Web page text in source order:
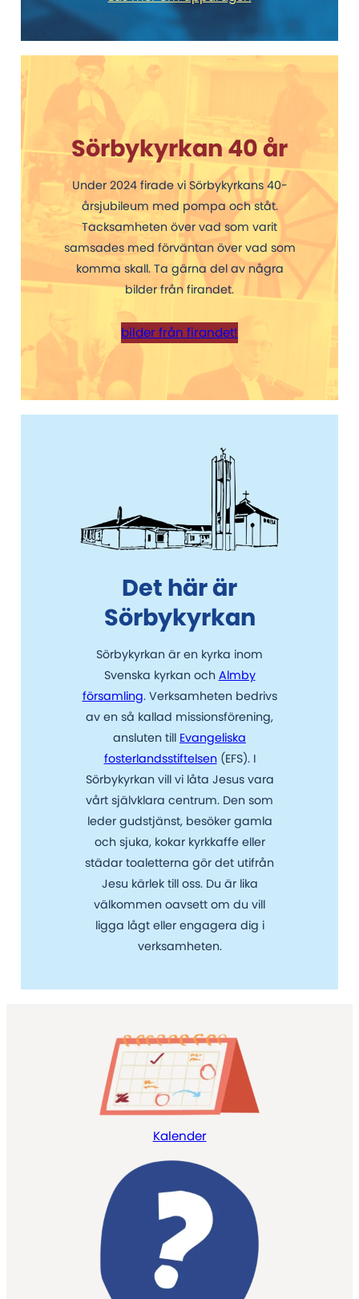
Sörbykyrkan 40 år
Under 2024 firade vi Sörbykyrkans 40-
årsjubileum med pompa och ståt.
Tacksamheten över vad som varit
samsades med förväntan över vad som
komma skall. Ta gärna del av några
bilder från firandet.
bilder från firandet!
Det här är
Sörbykyrkan
Sörbykyrkan är en kyrka inom
Svenska kyrkan och Almby
församling. Verksamheten bedrivs
av en så kallad missionsförening,
ansluten till Evangeliska
fosterlandsstiftelsen (EFS). I
Sörbykyrkan vill vi låta Jesus vara
vårt självklara centrum. Den som
leder gudstjänst, besöker gamla
och sjuka, kokar kyrkkaffe eller
städar toaletterna gör det utifrån
Jesu kärlek till oss. Du är lika
välkommen oavsett om du vill
ligga lågt eller engagera dig i
verksamheten.
Kalender